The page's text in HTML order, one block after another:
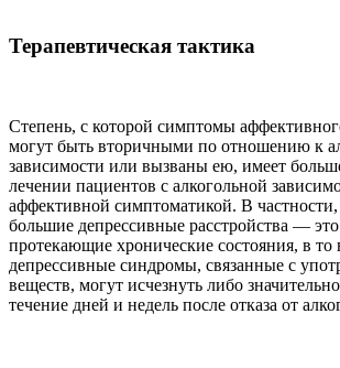
Терапевтическая тактика
Степень, с которой симптомы
могут быть вторичными по отношению к
зависимости или вызваны ею, имеет
лечении пациентов с алкогольной
аффективной симптоматикой. В
большие депрессивные расстройства —
протекающие хронические состояния, в то
депрессивные синдромы, связанные с
веществ, могут исчезнуть либо
течение дней и недель после отказа от